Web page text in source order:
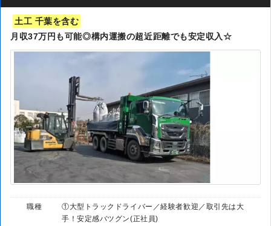
土工 千葉を含む
月収37万円も可能◎構内運搬の超近距離でも安定収入☆
職種
①大型トラックドライバー／経験者歓迎／取引先は大
手！安定感バツグン(正社員)